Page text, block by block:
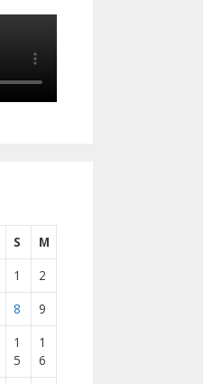
S
M
1
2
8
9
1
5
1
6